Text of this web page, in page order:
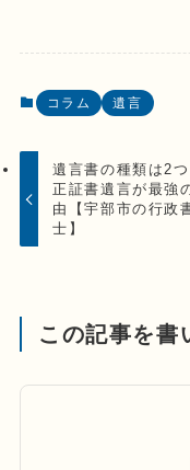
コラム 遺言
遺言書の種類は2
正証書遺言が最強
由【宇部市の行政
士】
この記事を書